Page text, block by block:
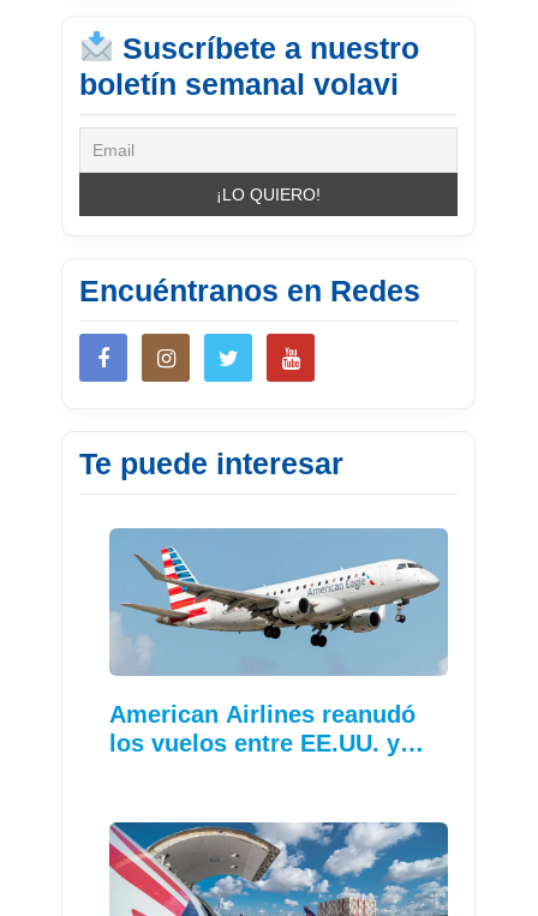
Suscríbete a nuestro
boletín semanal volavi
Encuéntranos en Redes
Te puede interesar
American Airlines reanudó
los vuelos entre EE.UU. y…